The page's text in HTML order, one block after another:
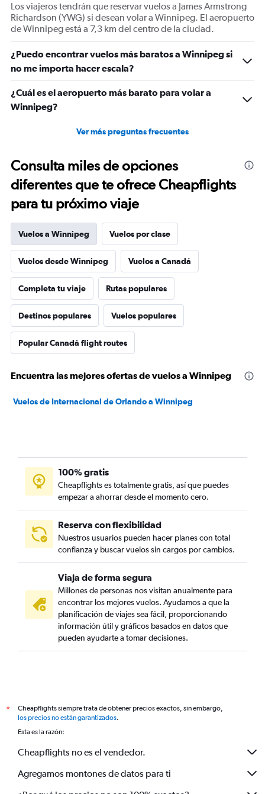
displaying
values.
Range:
0
to
1500.
Los viajeros tendrán que reservar vuelos a James Armstrong
Richardson (YWG) si desean volar a Winnipeg. El aeropuerto
de Winnipeg está a 7,3 km del centro de la ciudad.
¿Puedo encontrar vuelos más baratos a Winnipeg si
no me importa hacer escala?
¿Cuál es el aeropuerto más barato para volar a
Winnipeg?
Ver más preguntas frecuentes
Consulta miles de opciones
diferentes que te ofrece Cheapflights
para tu próximo viaje
Vuelos a Winnipeg Vuelos por clase
Vuelos desde Winnipeg Vuelos a Canadá
Completa tu viaje Rutas populares
Destinos populares Vuelos populares
Popular Canadá flight routes
Encuentra las mejores ofertas de vuelos a Winnipeg
Vuelos de Internacional de Orlando a Winnipeg
100% gratis
Cheapflights es totalmente gratis, así que puedes
empezar a ahorrar desde el momento cero.
Reserva con flexibilidad
Nuestros usuarios pueden hacer planes con total
confianza y buscar vuelos sin cargos por cambios.
Viaja de forma segura
Millones de personas nos visitan anualmente para
encontrar los mejores vuelos. Ayudamos a que la
planificación de viajes sea fácil, proporcionando
información útil y gráficos basados en datos que
pueden ayudarte a tomar decisiones.
*
Cheapflights siempre trata de obtener precios exactos, sin embargo,
los precios no están garantizados.
Esta es la razón:
Cheapflights no es el vendedor.
Agregamos montones de datos para ti